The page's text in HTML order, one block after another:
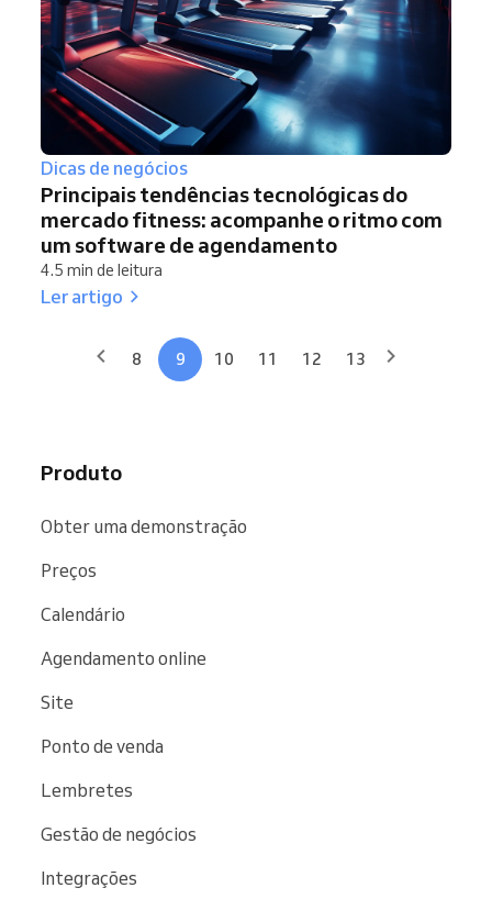
Dicas de negócios
Principais tendências tecnológicas do
mercado fitness: acompanhe o ritmo com
um software de agendamento
4.5 min de leitura
Ler artigo
8 9 10 11 12 13
Produto
Obter uma demonstração
Preços
Calendário
Agendamento online
Site
Ponto de venda
Lembretes
Gestão de negócios
Integrações